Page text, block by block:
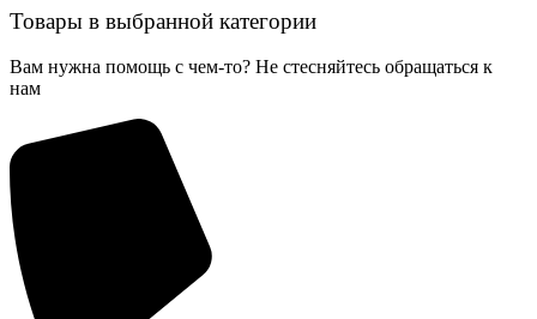
Товары в выбранной категории
Вам нужна помощь с чем-то? Не стесняйтесь обращаться к
нам